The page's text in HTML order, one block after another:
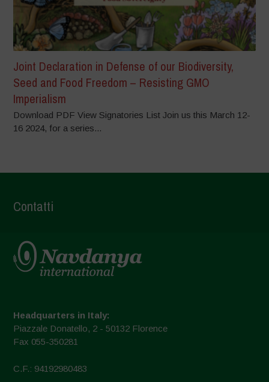
Joint Declaration in Defense of our Biodiversity,
Seed and Food Freedom – Resisting GMO
Imperialism
Download PDF View Signatories List Join us this March 12-
16 2024, for a series...
Contatti
Headquarters in Italy:
Piazzale Donatello, 2 - 50132 Florence
Fax 055-350281
C.F.: 94192980483